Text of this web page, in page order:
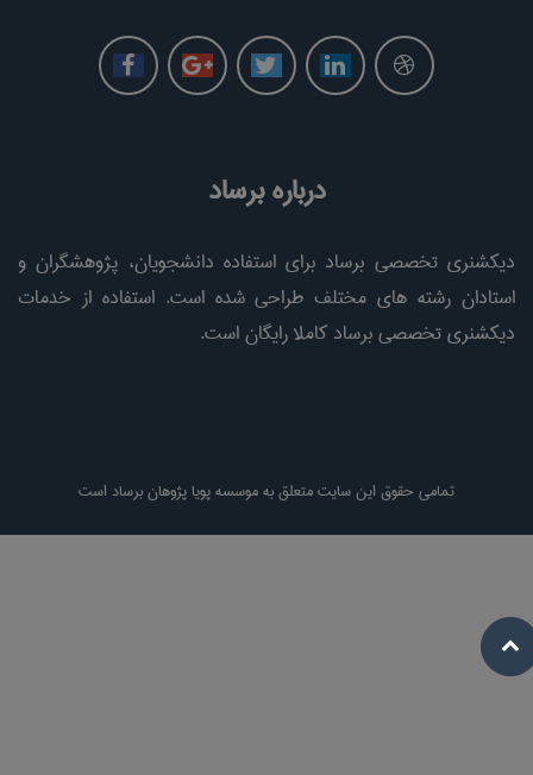
درباره برساد
دیکشنری تخصصی برساد برای استفاده دانشجویان، پژوهشگران و
استادان رشته های مختلف طراحی شده است. استفاده از خدمات
دیکشنری تخصصی برساد کاملا رایگان است.
تمامی حقوق این سایت متعلق به موسسه پویا پژوهان برساد است